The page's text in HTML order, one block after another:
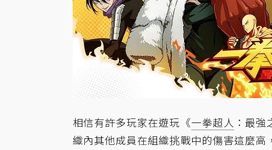
相信有許多玩家在遊玩《一拳超人 ：最
織內其他成員在組織挑戰中的傷害這麼高